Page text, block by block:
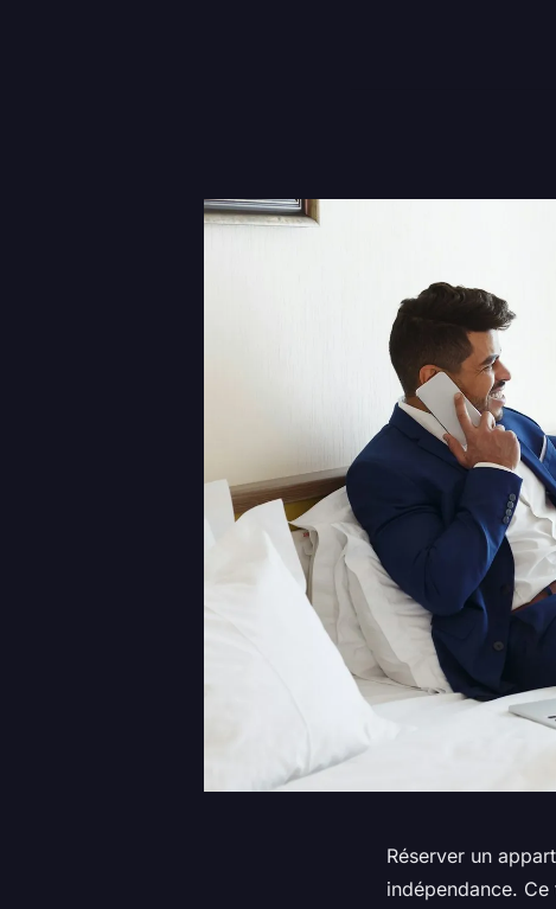
Réserver un
indépendance.